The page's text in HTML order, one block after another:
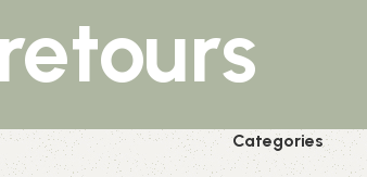
Categories